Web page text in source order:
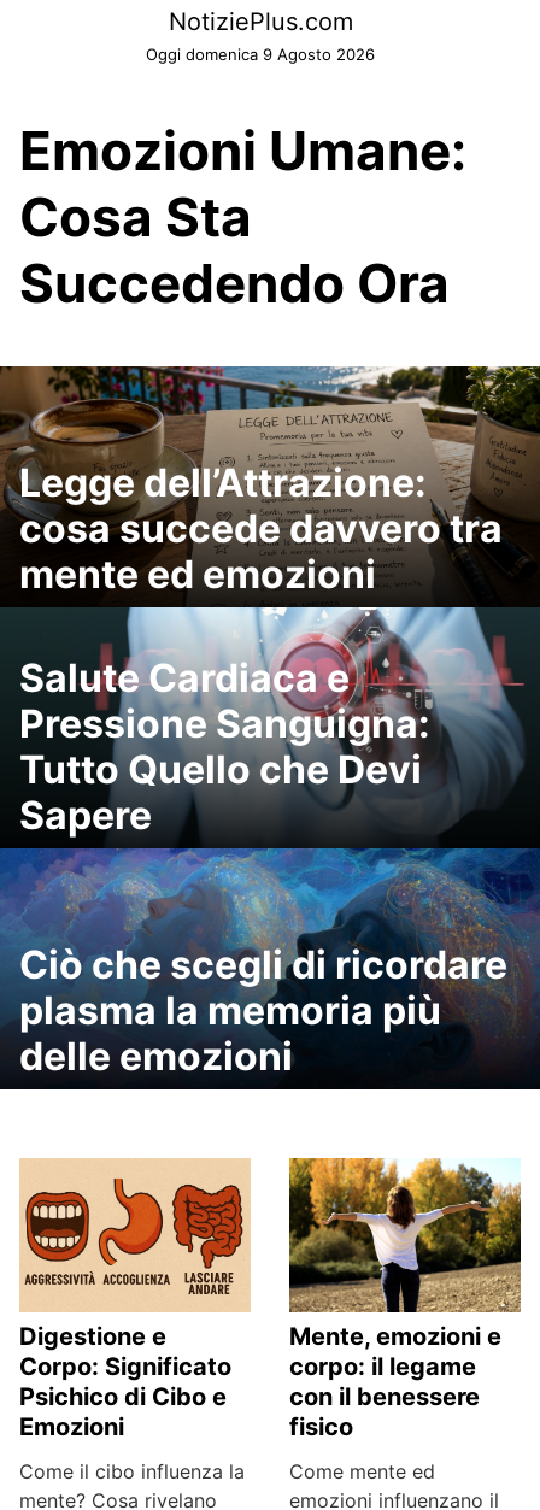
NotiziePlus.com
Oggi domenica 9 Agosto 2026
Emozioni Umane:
Cosa Sta
Succedendo Ora
Legge dell’Attrazione:
cosa succede davvero tra
mente ed emozioni
Salute Cardiaca e
Pressione Sanguigna:
Tutto Quello che Devi
Sapere
Ciò che scegli di ricordare
plasma la memoria più
delle emozioni
Digestione e
Corpo: Significato
Psichico di Cibo e
Emozioni
Come il cibo influenza la
mente? Cosa rivelano
Mente, emozioni e
corpo: il legame
con il benessere
fisico
Come mente ed
emozioni influenzano il